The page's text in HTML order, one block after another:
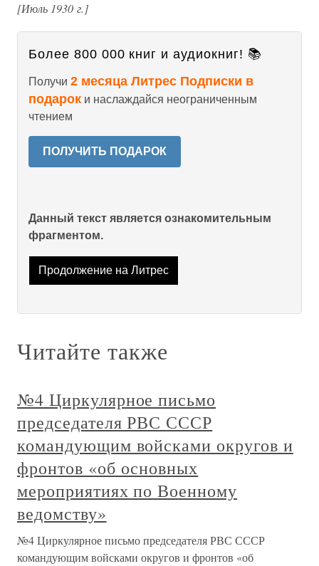
[Июль 1930 г.]
Более 800 000 книг и аудиокниг! 📚
Получи 2 месяца Литрес Подписки в
подарок и наслаждайся неограниченным
чтением
ПОЛУЧИТЬ ПОДАРОК
Данный текст является ознакомительным
фрагментом.
Продолжение на Литрес
Читайте также
№4 Циркулярное письмо
председателя РВС СССР
командующим войсками округов и
фронтов «об основных
мероприятиях по Военному
ведомству»
№4 Циркулярное письмо председателя РВС СССР
командующим войсками округов и фронтов «об